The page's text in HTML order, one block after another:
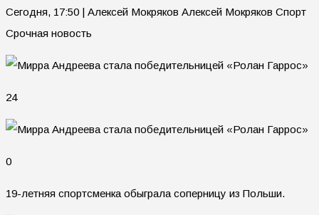
Сегодня, 17:50 | Алексей Мокряков Алексей Мокряков Спорт
Срочная новость
24
0
19-летняя спортсменка обыграла соперницу из Польши.